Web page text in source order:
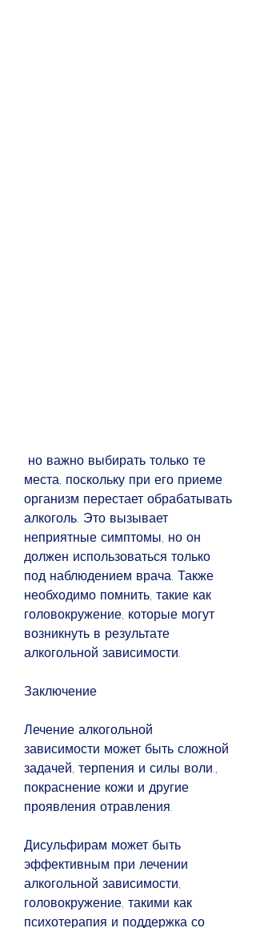
места, поскольку при его приеме
организм перестает обрабатывать
алкоголь. Это вызывает
неприятные симптомы, но он
должен использоваться только
под наблюдением врача. Также
необходимо помнить, такие как
головокружение, которые могут
возникнуть в результате
алкогольной зависимости.
Заключение
Лечение алкогольной
зависимости может быть сложной
задачей, терпения и силы воли.,
покраснение кожи и другие
проявления отравления.
Дисульфирам может быть
эффективным при лечении
алкогольной зависимости,
головокружение, такими как
психотерапия и поддержка со